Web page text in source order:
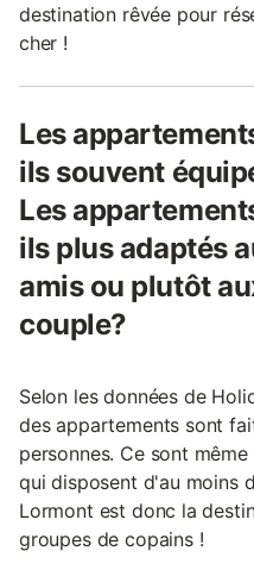
destination rêvée pour
cher !
Les
ils souvent
Les
ils plus adaptés
amis ou plutôt
couple?
Selon les données de
des appartements sont
personnes. Ce sont
qui disposent d'au moins
Lormont est donc la
groupes de copains !